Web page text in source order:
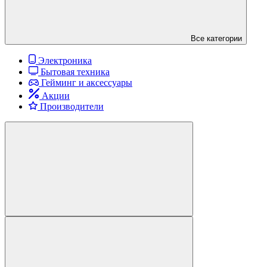
Все категории
Электроника
Бытовая техника
Гейминг и аксессуары
Акции
Производители